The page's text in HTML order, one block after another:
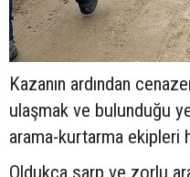
Kazanın ardından
ulaşmak ve bulunduğu
arama-kurtarma ekipleri